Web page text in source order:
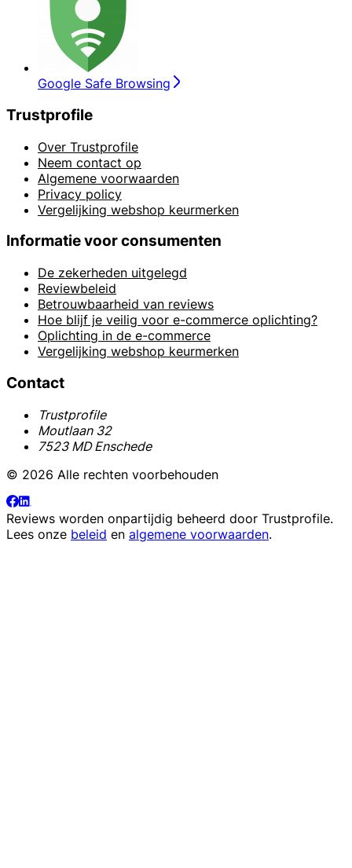
Google Safe Browsing
Trustprofile
Over Trustprofile
Neem contact op
Algemene voorwaarden
Privacy policy
Vergelijking webshop keurmerken
Informatie voor consumenten
De zekerheden uitgelegd
Reviewbeleid
Betrouwbaarheid van reviews
Hoe blijf je veilig voor e-commerce oplichting?
Oplichting in de e-commerce
Vergelijking webshop keurmerken
Contact
Trustprofile
Moutlaan 32
7523 MD Enschede
© 2026 Alle rechten voorbehouden
Reviews worden onpartijdig beheerd door Trustprofile.
Lees onze beleid en algemene voorwaarden.